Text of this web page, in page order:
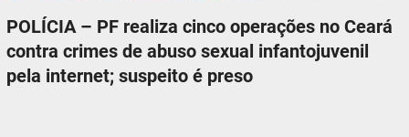
POLÍCIA – PF realiza cinco operações no Ceará
contra crimes de abuso sexual infantojuvenil
pela internet; suspeito é preso